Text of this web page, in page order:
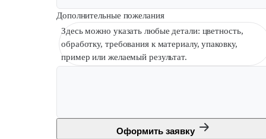
Дополнительные пожелания
Здесь можно указать любые детали: цветность,
обработку, требования к материалу, упаковку,
пример или желаемый результат.
Оформить заявку